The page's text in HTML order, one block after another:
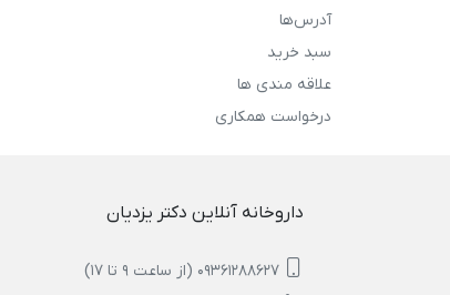
آدرس‌ها
سبد خرید
علاقه مندی ها
درخواست همکاری
داروخانه آنلاین دکتر یزدیان
09361288627 (از ساعت 9 تا 17)